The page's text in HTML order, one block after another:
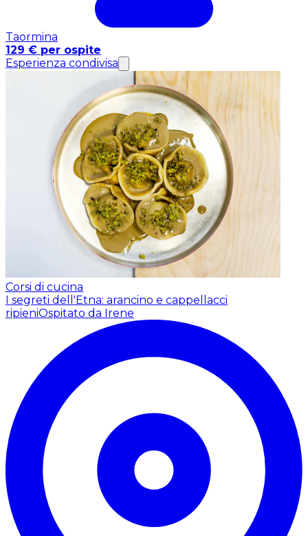
Taormina
129 € per ospite
Esperienza condivisa
Corsi di cucina
I segreti dell'Etna: arancino e cappellacci
ripieniOspitato da Irene